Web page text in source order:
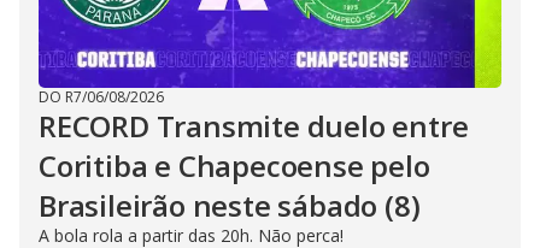
DO R7/06/08/2026
RECORD Transmite duelo entre
Coritiba e Chapecoense pelo
Brasileirão neste sábado (8)
A bola rola a partir das 20h. Não perca!